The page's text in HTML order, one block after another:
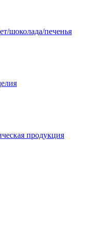
шоколада/печенья
продукция